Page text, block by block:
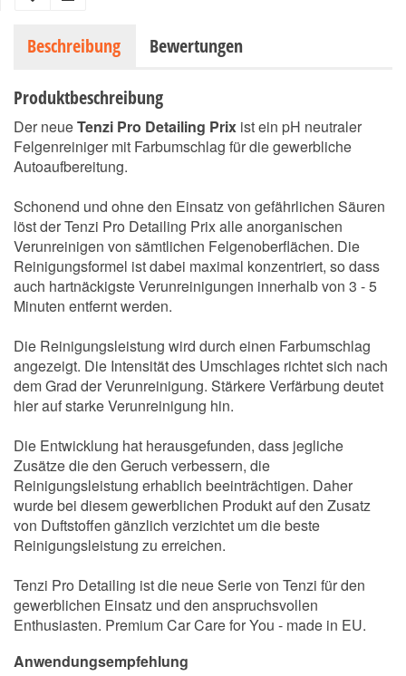
Beschreibung Bewertungen
Produktbeschreibung
Der neueTenzi Pro Detailing Prix ist ein pH neutraler
Felgenreiniger mit Farbumschlag für die gewerbliche
Autoaufbereitung.
Schonend und ohne den Einsatz von gefährlichen Säuren
löst der Tenzi Pro Detailing Prix alle anorganischen
Verunreinigen von sämtlichen Felgenoberflächen. Die
Reinigungsformel ist dabei maximal konzentriert, so dass
auch hartnäckigste Verunreinigungen innerhalb von 3 - 5
Minuten entfernt werden.
Die Reinigungsleistung wird durch einen Farbumschlag
angezeigt. Die Intensität des Umschlages richtet sich nach
dem Grad der Verunreinigung. Stärkere Verfärbung deutet
hier auf starke Verunreinigung hin.
Die Entwicklung hat herausgefunden, dass jegliche
Zusätze die den Geruch verbessern, die
Reinigungsleistung erhablich beeinträchtigen. Daher
wurde bei diesem gewerblichen Produkt auf den Zusatz
von Duftstoffen gänzlich verzichtet um die beste
Reinigungsleistung zu erreichen.
Tenzi Pro Detailing ist die neue Serie von Tenzi für den
gewerblichen Einsatz und den anspruchsvollen
Enthusiasten. Premium Car Care for You - made in EU.
Anwendungsempfehlung